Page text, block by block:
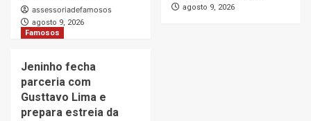
assessoriadefamosos
agosto 9, 2026
agosto 9, 2026
Famosos
Jeninho fecha
parceria com
Gusttavo Lima e
prepara estreia da